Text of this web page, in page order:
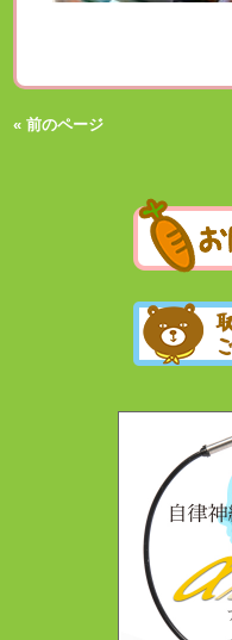
« 前のページ